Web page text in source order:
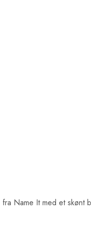
Name It med et skønt